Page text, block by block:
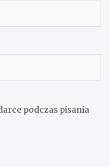
podczas pisania